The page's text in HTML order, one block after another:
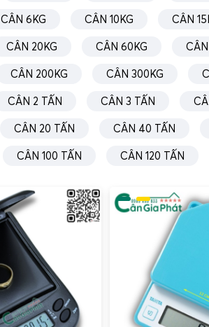
là giải pháp tối ưu cho kho logistics,
di chuyển pallet vừa cân trọng lượng
hợp hệ thống loadcell và bộ chỉ thị
lên và đọc khối lượng trực tiếp
tấn tại Gia Phát có độ phân giải phù
bộ, sai số nhỏ trong dải tải từ vài
cho phép sử dụng liên tục nhiều ca
sáng. Kỹ thuật Gia Phát hướng dẫn
bố tải trên càng nâng, cách tránh va
và bộ chỉ thị.
CÂN 6KG CÂN 10KG CÂN
CÂN 20KG CÂN 60KG
CÂN 200KG CÂN 300KG
CÂN 2 TẤN CÂN 3 TẤN
CÂN 20 TẤN CÂN 40 TẤN
CÂN 100 TẤN CÂN 120 TẤN